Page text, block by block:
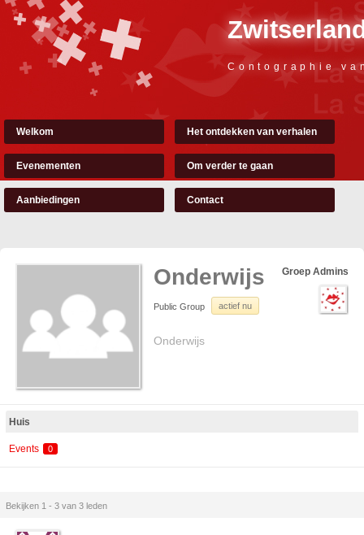
Contographie
Welkom Het ontdekken van verhalen
Evenementen Om verder te gaan
Aanbiedingen Contact
Groep Admins
Onderwijs
Public Group actief nu
Onderwijs
Huis
Events 0
Bekijken 1 - 3 van 3 leden